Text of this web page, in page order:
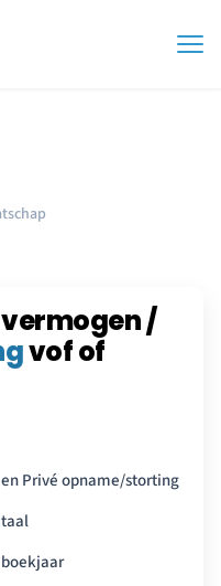
/
vof of
Privé opname/storting